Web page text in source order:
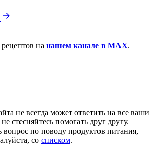
на нашем канале в MAX.
не всегда может ответить на все ваши
стесняйтесь помогать друг другу.
вопрос по поводу продуктов питания,
со списком.